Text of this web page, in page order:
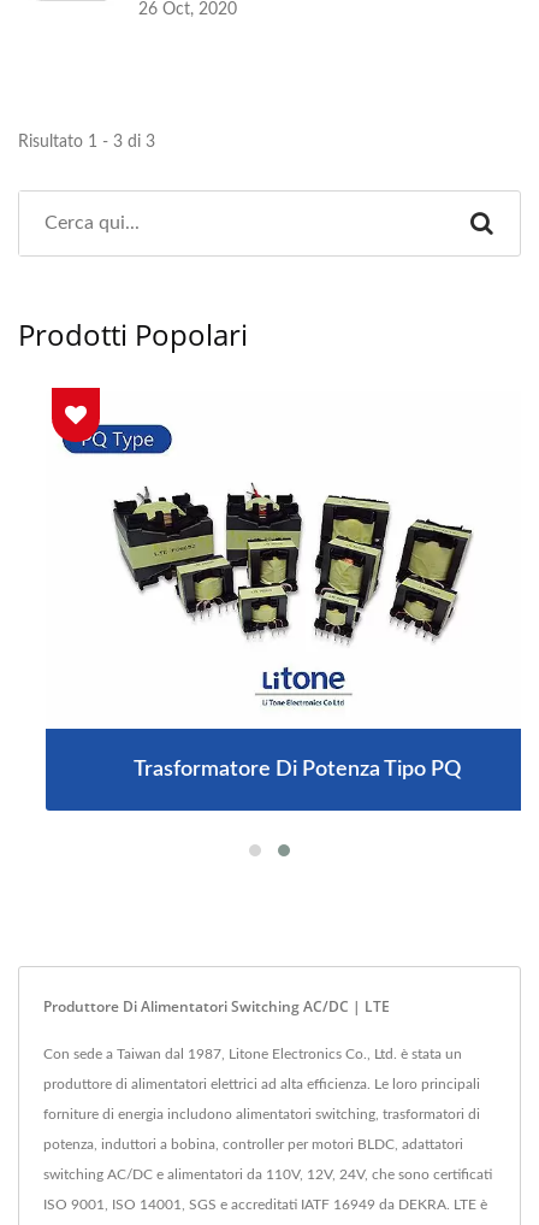
26 Oct, 2020
Risultato 1 - 3 di 3
Prodotti Popolari
Trasformatore Di Potenza Tipo PQ
Produttore Di Alimentatori Switching AC/DC | LTE
Con sede a Taiwan dal 1987, Litone Electronics Co., Ltd. è stata un
produttore di alimentatori elettrici ad alta efficienza. Le loro principali
forniture di energia includono alimentatori switching, trasformatori di
potenza, induttori a bobina, controller per motori BLDC, adattatori
switching AC/DC e alimentatori da 110V, 12V, 24V, che sono certificati
ISO 9001, ISO 14001, SGS e accreditati IATF 16949 da DEKRA. LTE è